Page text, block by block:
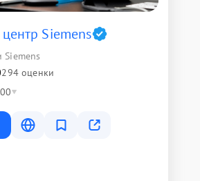
Siemens
Siemens
294 оценки